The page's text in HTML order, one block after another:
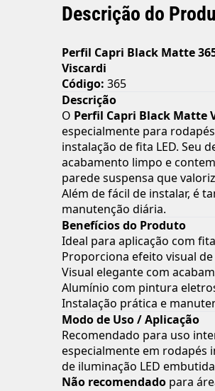
Descrição do
Perfil Capri Black Matte
Viscardi
Código: 365
Descrição
O Perfil Capri Black Matte
especialmente para
instalação de fita LED. Seu
acabamento limpo e
parede suspensa que
Além de fácil de instalar, é
manutenção diária.
Benefícios do Produto
Ideal para aplicação com
Proporciona efeito visual
Visual elegante com
Alumínio com pintura
Instalação prática e
Modo de Uso / Aplicação
Recomendado para uso
especialmente em rodapés
de iluminação LED
Não recomendado para